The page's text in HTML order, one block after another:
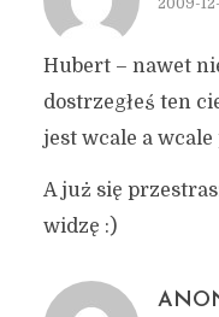
2009-
Hubert – nawet
dostrzegłeś ten
jest wcale a wcale
A już się
widzę :)